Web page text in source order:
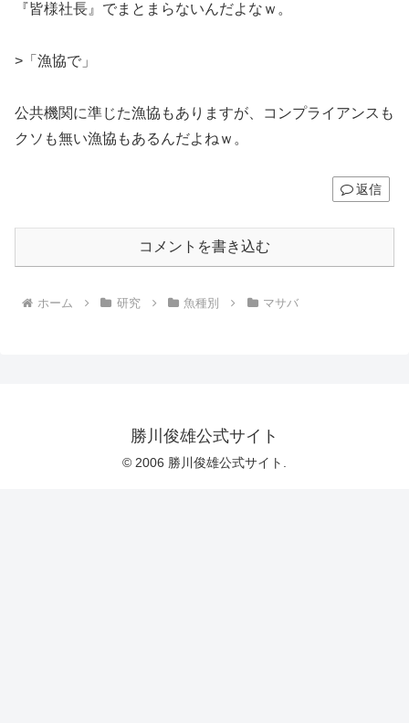
『皆様社長』でまとまらないんだよなｗ。
>「漁協で」
公共機関に準じた漁協もありますが、コンプライアンスも
クソも無い漁協もあるんだよねｗ。
返信
コメントを書き込む
ホーム 研究 魚種別 マサバ
勝川俊雄公式サイト
© 2006 勝川俊雄公式サイト.